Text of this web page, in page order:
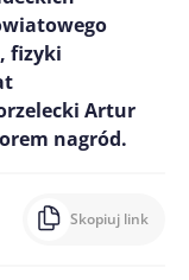
fizyki
Artur
nagród.
Skopiuj link